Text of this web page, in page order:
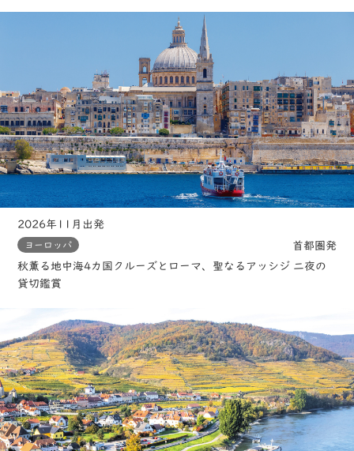
2026年11月出発
ヨーロッパ
首都圏発
秋薫る地中海4カ国クルーズとローマ、聖なるアッシジ 二夜の
貸切鑑賞